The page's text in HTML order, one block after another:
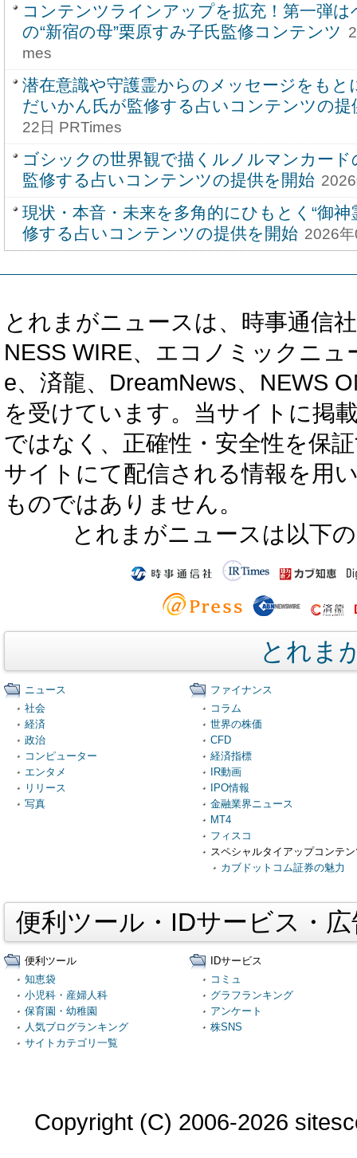
コンテンツラインアップを拡充！第一弾
の“新宿の母”栗原すみ子氏監修コンテンツ
mes
潜在意識や守護霊からのメッセージをもと
だいかん氏が監修する占いコンテンツの提
22日 PRTimes
ゴシックの世界観で描くルノルマンカード
監修する占いコンテンツの提供を開始
現状・本音・未来を多角的にひもとく“御神
修する占いコンテンツの提供を開始 2026
とれまがニュースは、時事通信
NESS WIRE、エコノミックニ
e、済龍、DreamNews、NEWS
を受けています。当サイトに掲
ではなく、正確性・安全性を保
サイトにて配信される情報を用
ものではありません。
とれまがニュースは以下
とれま
ニュース
社会
経済
政治
コンピューター
エンタメ
リリース
写真
ファイナンス
コラム
世界の株価
CFD
経済指標
IR動画
IPO情報
金融業界ニュース
MT4
フィスコ
スペシャルタイアップコンテ
カブドットコム証券の魅力
便利ツール・IDサービス・
便利ツール
知恵袋
小児科・産婦人科
保育園・幼稚園
人気ブログランキング
サイトカテゴリ一覧
IDサービス
コミュ
グラフランキング
アンケート
株SNS
Copyright (C) 2006-2026